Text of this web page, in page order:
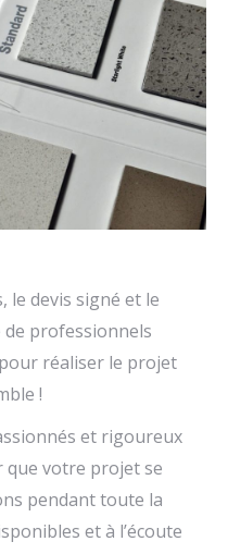
le devis signé et le
professionnels
réaliser le projet
!
et rigoureux
votre projet se
pendant toute la
et à l’écoute